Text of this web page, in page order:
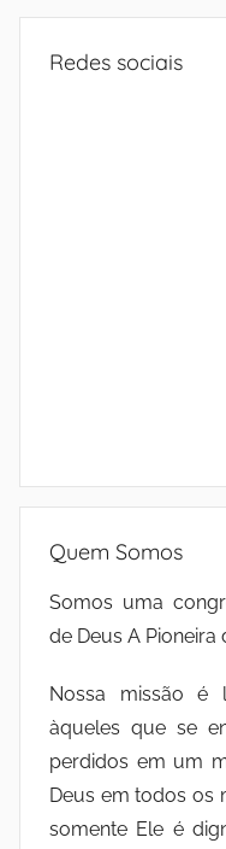
Redes sociais
Quem Somos
Somos uma
de Deus A Pioneira
Nossa missão é
àqueles que se
perdidos em um
Deus em todos os
somente Ele é